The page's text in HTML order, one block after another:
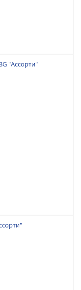
"Ассорти"